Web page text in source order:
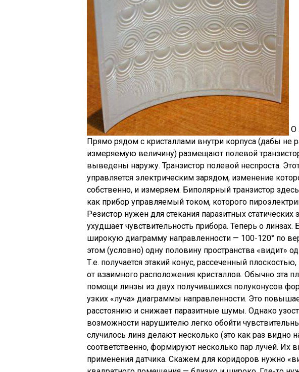
О
Прямо рядом с кристаллами внутри корпуса (дабы не
измеряемую величину) размещают полевой
выведены наружу. Транзистор полевой неспроста.
управляется электрическим зарядом, изменение
собственно, и измеряем. Биполярный транзистор
как прибор управляемый током, которого
Резистор нужен для стекания паразитных статических
ухудшает чувствительность прибора. Теперь о линзах.
широкую диаграмму направленности — 100-120° по
этом (условно) одну половину пространства «видит»
Т.е. получается этакий конус, рассеченный
от взаимного расположения кристаллов. Обычно эта
помощи линзы из двух получившихся полуконусов
узких «луча» диаграммы направленности. Это
расстоянию и снижает паразитные шумы. Однако
возможности нарушителю легко обойти
случилось линз делают несколько (это как раз видно
соответственно, формируют несколько пар лучей. Их
применения датчика. Скажем для коридоров нужно